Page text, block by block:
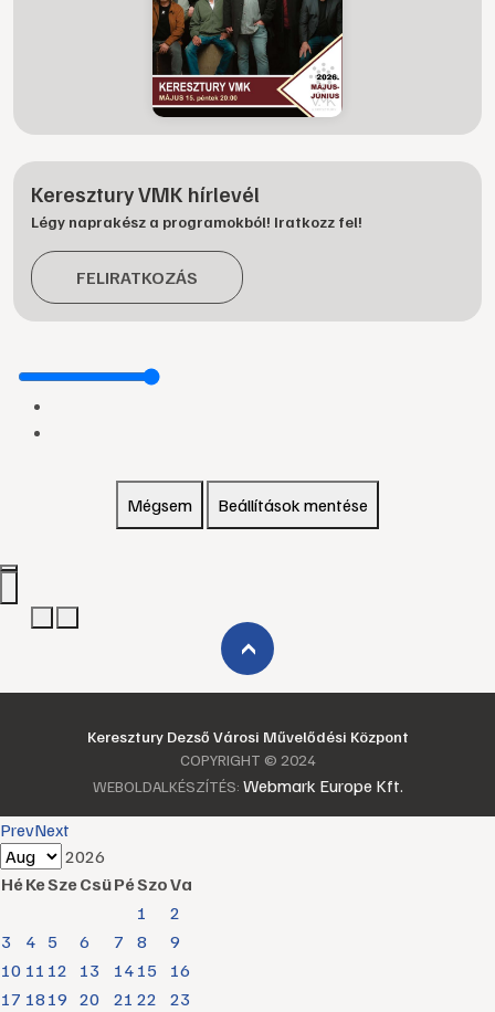
Keresztury VMK hírlevél
Légy naprakész a programokból! Iratkozz fel!
FELIRATKOZÁS
Mégsem Beállítások mentése
›
Keresztury Dezső Városi Művelődési Központ
COPYRIGHT © 2024
WEBOLDALKÉSZÍTÉS: Webmark Europe Kft.
PrevNext
2026
HéKeSzeCsüPéSzoVa
1
2
3
4 5 6 7 8
9
10 11 12 13 14 15
16
17 18 19 20 21 22 23